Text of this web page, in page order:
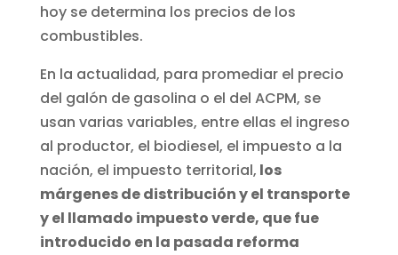
hoy se determina los precios de los
combustibles.
En la actualidad, para promediar el precio
del galón de gasolina o el del ACPM, se
usan varias variables, entre ellas el ingreso
al productor, el biodiesel, el impuesto a la
nación, el impuesto territorial, los
márgenes de distribución y el transporte
y el llamado impuesto verde, que fue
introducido en la pasada reforma